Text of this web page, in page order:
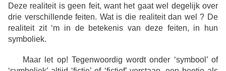
Deze realiteit is geen feit, want het gaat wel degelijk over
drie verschillende feiten. Wat is die realiteit dan wel ? De
realiteit zit ‘m in de betekenis van deze feiten, in hun
symboliek.
Maar let op! Tegenwoordig wordt onder ‘symbool’ of